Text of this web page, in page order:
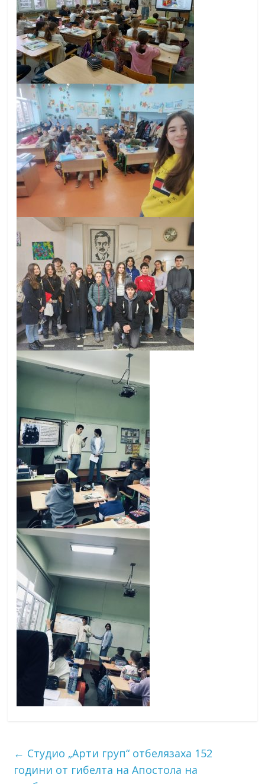
← Студио „Арти груп“ отбелязаха 152
години от гибелта на Апостола на